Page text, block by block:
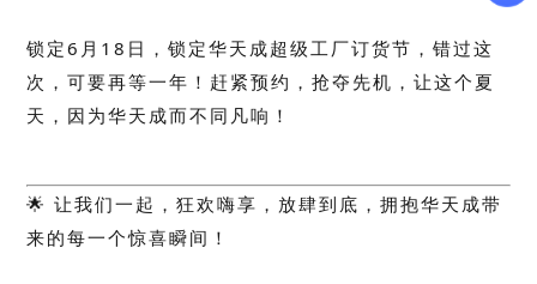
锁定6月18日，锁定华天成超级工厂订货节，错过这
次，可要再等一年！赶紧预约，抢夺先机，让这个夏
天，因为华天成而不同凡响！
🌟 让我们一起，狂欢嗨享，放肆到底，拥抱华天成带
来的每一个惊喜瞬间！